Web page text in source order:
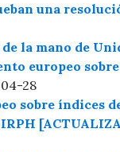
una
la mano de
europeo
28
sobre índices